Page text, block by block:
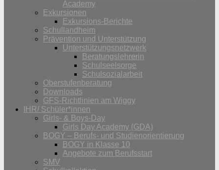
Academy
Exkursionen
Exkursions-Berichte
Schullandheim
Prävention und Unterstützung
Unterstützungsnetzwerk
Beratungslehrerin
Schulseelsorge
Schulsozialarbeit
Oberstufenberatung
Downloads
GFS-Richtlinien am Wiggy
IHR/ Schüler*innen
Girls- & Boys-Day
Girls Day Academy (GDA)
BOGY – Berufs- und Studienorientierung
BOGY in Klasse 10
Angebote zum Berufsstart
SMV